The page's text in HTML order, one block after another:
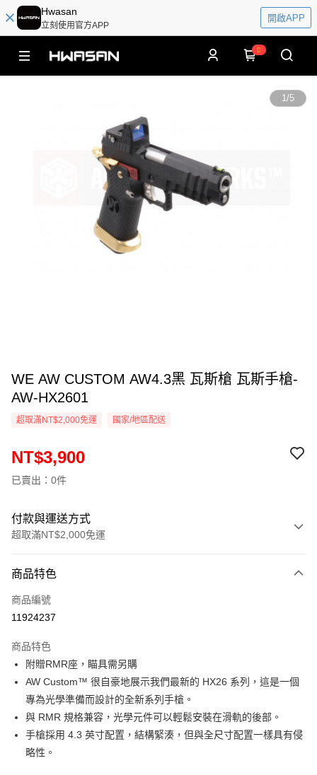
Hwasan
立刻使用官方APP
開啟APP
0
1/5
WE AW CUSTOM AW4.3黑 瓦斯槍 瓦斯手槍-
AW-HX2601
超取滿NT$2,000免運 國家/地區配送
NT$3,900
已賣出：0件
付款與運送方式
超取滿NT$2,000免運
信用卡一次付款
信用卡分期付款
合作金庫商業銀行
華南商業銀行
上海商業儲蓄銀行
台北富邦商業銀行
國泰世華商業銀行
兆豐國際商業銀行
臺灣中小企業銀行
台中商業銀行
匯豐（台灣）商業銀行
華泰商業銀行
聯邦商業銀行
遠東國際商業銀行
元大商業銀行
超商取貨付款
LINE Pay
Apple Pay
街口支付
商品特色
商品編號
11924237
商品特色
附贈RMR座，瞄具需另購
AW Custom™ 很自豪地展示我們最新的 HX26 系列，這是一個
專為光學準備而設計的全新系列手槍。
與 RMR 規格兼容，光學元件可以輕鬆安裝在滑軌的後部。
手槍採用 4.3 英寸配置，結構緊湊，但與全尺寸配置一樣具有侵
略性。